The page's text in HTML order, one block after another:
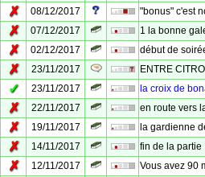
✗ 08/12/2017
"bonus" c'est
✗ 07/12/2017
1 la bonne
✗ 02/12/2017
début de
✗ 23/11/2017
ENTRE
✓ 23/11/2017
la croix de
✗ 22/11/2017
en route vers
✗ 19/11/2017
la gardienne
✗ 14/11/2017
fin de la partie
✗ 12/11/2017
Vous avez 90